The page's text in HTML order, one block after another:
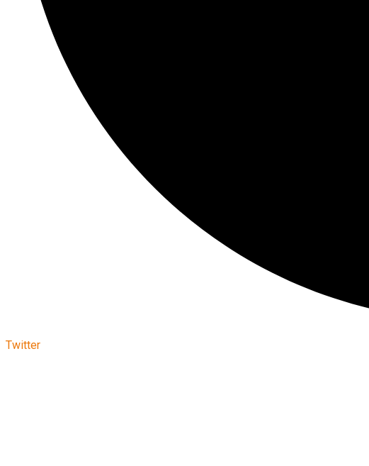
Twitter